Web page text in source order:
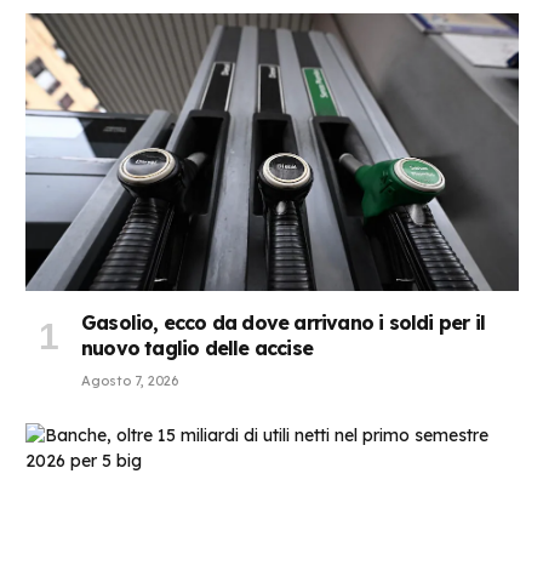
Gasolio, ecco da dove arrivano i soldi per il
nuovo taglio delle accise
Agosto 7, 2026